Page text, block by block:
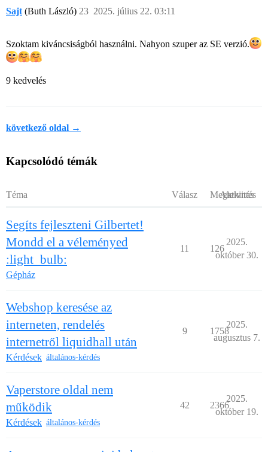
Sajt (Buth László) 2025. július 22. 03:11
23
Szoktam kiváncsiságból használni. Nahyon szuper az SE verzió.
9 kedvelés
következő oldal →
Kapcsolódó témák
Téma Válasz Megtekintés
Aktivitás
Segíts fejleszteni Gilbertet!
Mondd el a véleményed
:light_bulb:
Gépház
11 126
2025.
október 30.
Webshop keresése az
interneten, rendelés
internetről liquidhall után
Kérdések általános-kérdés
9 1758
2025.
augusztus 7.
Vaperstore oldal nem
működik
Kérdések általános-kérdés
42 2366
2025.
október 19.